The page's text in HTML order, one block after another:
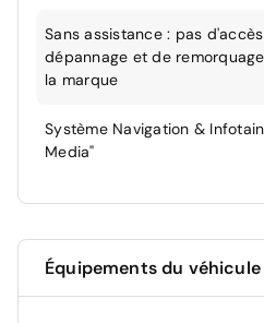
Sans assistance : pas
dépannage et de
la marque
Système Navigation &
Media"
Équipements du véhicule